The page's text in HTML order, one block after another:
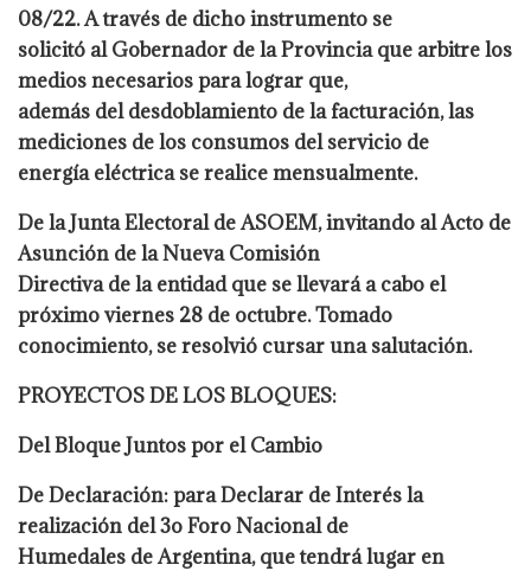
08/22. A través de dicho instrumento se
solicitó al Gobernador de la Provincia que arbitre los
medios necesarios para lograr que,
además del desdoblamiento de la facturación, las
mediciones de los consumos del servicio de
energía eléctrica se realice mensualmente.
De la Junta Electoral de ASOEM, invitando al Acto de
Asunción de la Nueva Comisión
Directiva de la entidad que se llevará a cabo el
próximo viernes 28 de octubre. Tomado
conocimiento, se resolvió cursar una salutación.
PROYECTOS DE LOS BLOQUES:
Del Bloque Juntos por el Cambio
De Declaración: para Declarar de Interés la
realización del 3o Foro Nacional de
Humedales de Argentina, que tendrá lugar en